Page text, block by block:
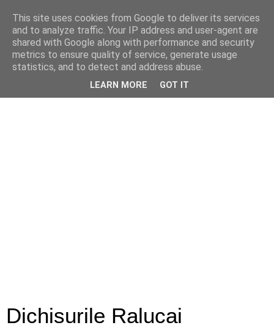
Dichisurile Ralucai
This site uses cookies from Google to deliver its services
and to analyze traffic. Your IP address and user-agent are
shared with Google along with performance and security
metrics to ensure quality of service, generate usage
statistics, and to detect and address abuse.
LEARN MORE GOT IT